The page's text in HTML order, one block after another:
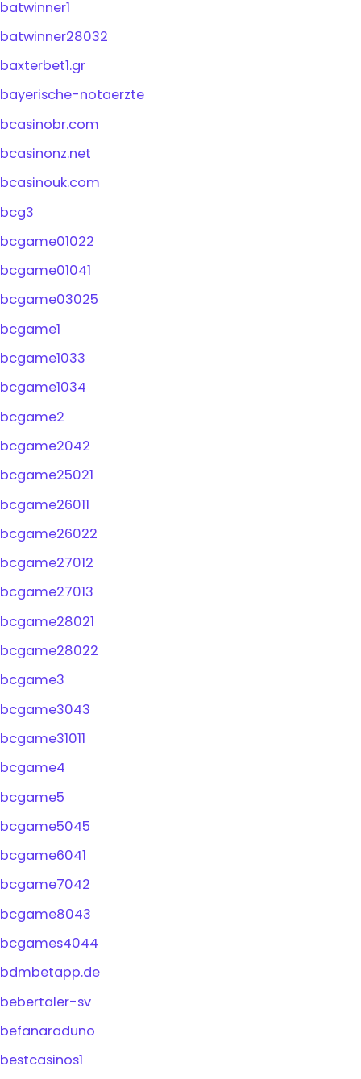
batwinner1
batwinner28032
baxterbet1.gr
bayerische-notaerzte
bcasinobr.com
bcasinonz.net
bcasinouk.com
bcg3
bcgame01022
bcgame01041
bcgame03025
bcgame1
bcgame1033
bcgame1034
bcgame2
bcgame2042
bcgame25021
bcgame26011
bcgame26022
bcgame27012
bcgame27013
bcgame28021
bcgame28022
bcgame3
bcgame3043
bcgame31011
bcgame4
bcgame5
bcgame5045
bcgame6041
bcgame7042
bcgame8043
bcgames4044
bdmbetapp.de
bebertaler-sv
befanaraduno
bestcasinos1